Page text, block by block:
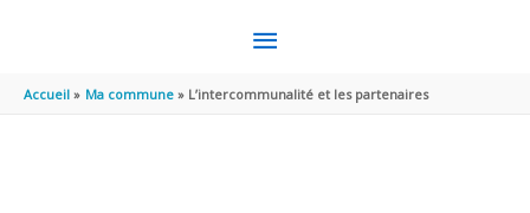
MENU
PRINCIPAL
Accueil Ma commune L’intercommunalité et les partenaires